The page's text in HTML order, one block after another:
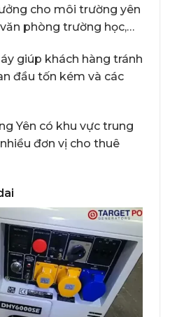
cho môi trường yên
phòng trường học,…
giúp khách hàng tránh
đầu tốn kém và các
Yên có khu vực trung
đơn vị cho thuê